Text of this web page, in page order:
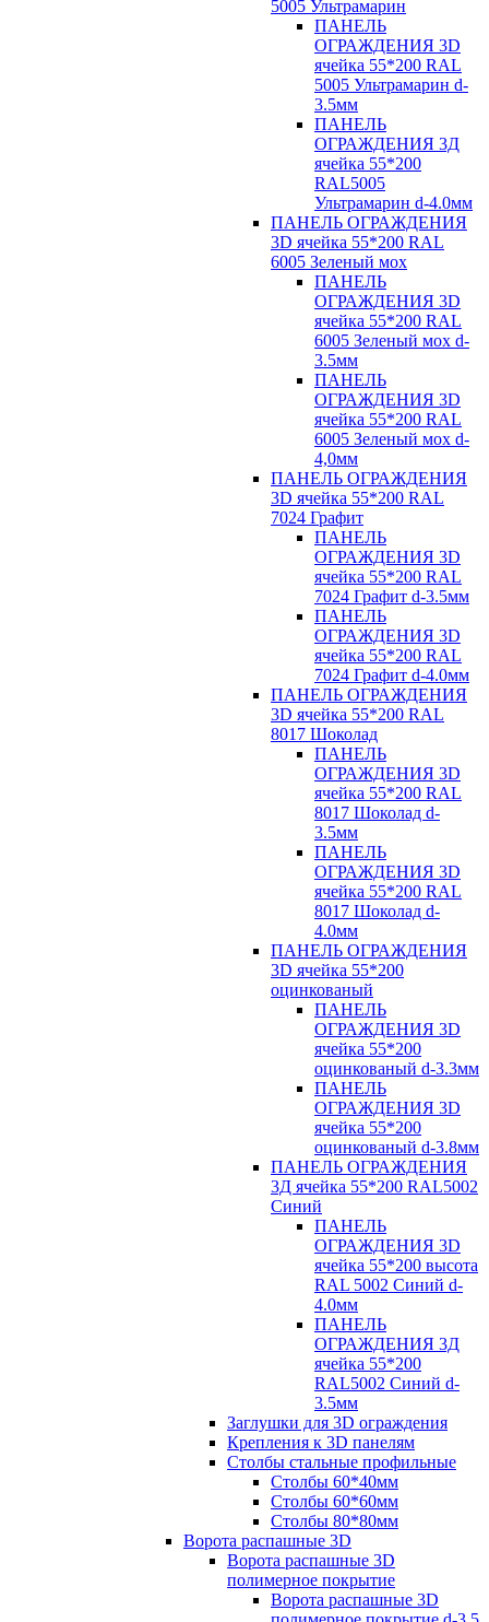
5005 Ультрамарин
ПАНЕЛЬ
ОГРАЖДЕНИЯ 3D
ячейка 55*200 RAL
5005 Ультрамарин d-
3.5мм
ПАНЕЛЬ
ОГРАЖДЕНИЯ 3Д
ячейка 55*200
RAL5005
Ультрамарин d-4.0мм
ПАНЕЛЬ ОГРАЖДЕНИЯ
3D ячейка 55*200 RAL
6005 Зеленый мох
ПАНЕЛЬ
ОГРАЖДЕНИЯ 3D
ячейка 55*200 RAL
6005 Зеленый мох d-
3.5мм
ПАНЕЛЬ
ОГРАЖДЕНИЯ 3D
ячейка 55*200 RAL
6005 Зеленый мох d-
4,0мм
ПАНЕЛЬ ОГРАЖДЕНИЯ
3D ячейка 55*200 RAL
7024 Графит
ПАНЕЛЬ
ОГРАЖДЕНИЯ 3D
ячейка 55*200 RAL
7024 Графит d-3.5мм
ПАНЕЛЬ
ОГРАЖДЕНИЯ 3D
ячейка 55*200 RAL
7024 Графит d-4.0мм
ПАНЕЛЬ ОГРАЖДЕНИЯ
3D ячейка 55*200 RAL
8017 Шоколад
ПАНЕЛЬ
ОГРАЖДЕНИЯ 3D
ячейка 55*200 RAL
8017 Шоколад d-
3.5мм
ПАНЕЛЬ
ОГРАЖДЕНИЯ 3D
ячейка 55*200 RAL
8017 Шоколад d-
4.0мм
ПАНЕЛЬ ОГРАЖДЕНИЯ
3D ячейка 55*200
оцинкованый
ПАНЕЛЬ
ОГРАЖДЕНИЯ 3D
ячейка 55*200
оцинкованый d-3.3мм
ПАНЕЛЬ
ОГРАЖДЕНИЯ 3D
ячейка 55*200
оцинкованый d-3.8мм
ПАНЕЛЬ ОГРАЖДЕНИЯ
3Д ячейка 55*200 RAL5002
Синий
ПАНЕЛЬ
ОГРАЖДЕНИЯ 3D
ячейка 55*200 высота
RAL 5002 Синий d-
4.0мм
ПАНЕЛЬ
ОГРАЖДЕНИЯ 3Д
ячейка 55*200
RAL5002 Синий d-
3.5мм
Заглушки для 3D ограждения
Крепления к 3D панелям
Столбы стальные профильные
Столбы 60*40мм
Столбы 60*60мм
Столбы 80*80мм
Ворота распашные 3D
Ворота распашные 3D
полимерное покрытие
Ворота распашные 3D